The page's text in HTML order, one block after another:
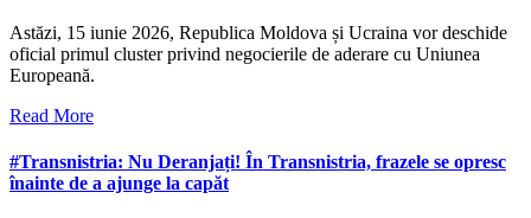
Astăzi, 15 iunie 2026, Republica Moldova și Ucraina vor deschide
oficial primul cluster privind negocierile de aderare cu Uniunea
Europeană.
Read More
#Transnistria: Nu Deranjați! În Transnistria, frazele se opresc
înainte de a ajunge la capăt